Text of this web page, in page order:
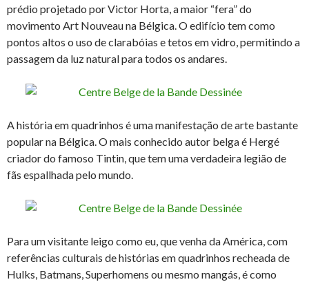
prédio projetado por Victor Horta, a maior “fera” do
movimento Art Nouveau na Bélgica. O edifício tem como
pontos altos o uso de clarabóias e tetos em vidro, permitindo a
passagem da luz natural para todos os andares.
A história em quadrinhos é uma manifestação de arte bastante
popular na Bélgica. O mais conhecido autor belga é Hergé
criador do famoso Tintin, que tem uma verdadeira legião de
fãs espallhada pelo mundo.
Para um visitante leigo como eu, que venha da América, com
referências culturais de histórias em quadrinhos recheada de
Hulks, Batmans, Superhomens ou mesmo mangás, é como